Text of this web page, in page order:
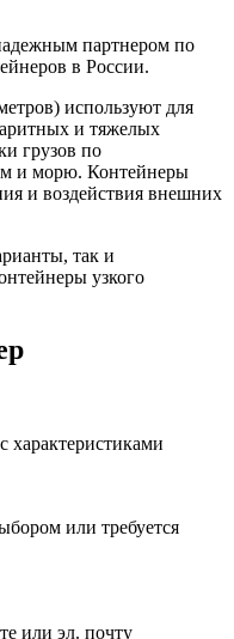
партнером по
в России.
используют для
и тяжелых
грузов по
и морю. Контейнеры
и воздействия внешних
так и
узкого
характеристиками
или требуется
или эл. почту